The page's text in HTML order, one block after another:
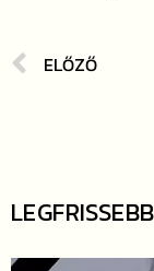
ELŐZŐ